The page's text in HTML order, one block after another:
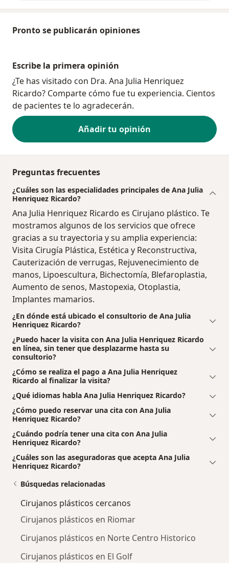
Pronto se publicarán opiniones
Escribe la primera opinión
¿Te has visitado con Dra. Ana Julia Henriquez
Ricardo? Comparte cómo fue tu experiencia. Cientos
de pacientes te lo agradecerán.
Añadir tu opinión
Preguntas frecuentes
¿Cuáles son las especialidades principales de Ana Julia
Henriquez Ricardo?
Ana Julia Henriquez Ricardo es Cirujano plástico. Te
mostramos algunos de los servicios que ofrece
gracias a su trayectoria y su amplia experiencia:
Visita Cirugía Plástica, Estética y Reconstructiva,
Cauterización de verrugas, Rejuvenecimiento de
manos, Lipoescultura, Bichectomía, Blefaroplastia,
Aumento de senos, Mastopexia, Otoplastia,
Implantes mamarios.
¿En dónde está ubicado el consultorio de Ana Julia
Henriquez Ricardo?
¿Puedo hacer la visita con Ana Julia Henriquez Ricardo
en línea, sin tener que desplazarme hasta su
consultorio?
¿Cómo se realiza el pago a Ana Julia Henriquez
Ricardo al finalizar la visita?
¿Qué idiomas habla Ana Julia Henriquez Ricardo?
¿Cómo puedo reservar una cita con Ana Julia
Henriquez Ricardo?
¿Cuándo podría tener una cita con Ana Julia
Henriquez Ricardo?
¿Cuáles son las aseguradoras que acepta Ana Julia
Henriquez Ricardo?
Búsquedas relacionadas
Cirujanos plásticos cercanos
Cirujanos plásticos en Riomar
Cirujanos plásticos en Norte Centro Historico
Cirujanos plásticos en El Golf